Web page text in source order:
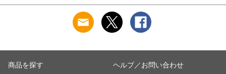
ット工業 S5022B-RT
涼しい 肌着
ット工業 S5022B-RT
涼しい 肌着
商品を探す ヘルプ／お問い合わせ